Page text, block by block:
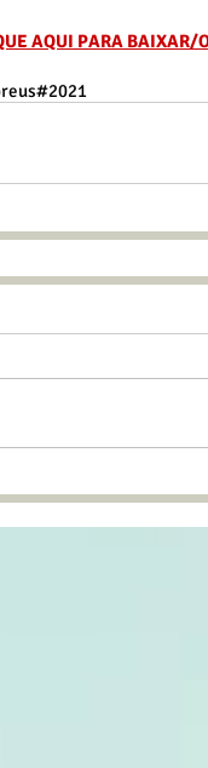
AQUI PARA BAIXAR/
#2021